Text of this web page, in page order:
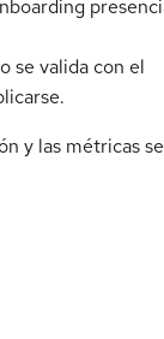
se valida con el
y las métricas se